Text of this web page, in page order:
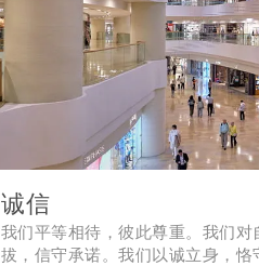
诚信
我们平等相待，彼此尊重。我们对
拔，信守承诺。我们以诚立身，恪